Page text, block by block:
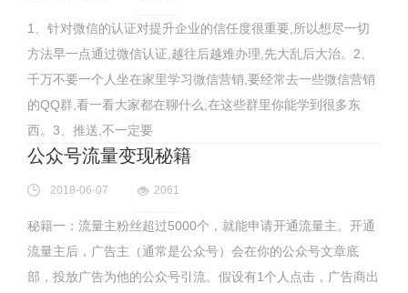
1、针对微信的认证对提升企业的信任度很重要,所以想尽一切
方法早一点通过微信认证,越往后越难办理,先大乱后大治。2、
千万不要一个人坐在家里学习微信营销,要经常去一些微信营销
的QQ群,看一看大家都在聊什么,在这些群里你能学到很多东
西。3、推送,不一定要
公众号流量变现秘籍
2018-06-07 2061
秘籍一：流量主粉丝超过5000个，就能申请开通流量主。开通
流量主后，广告主（通常是公众号）会在你的公众号文章底
部，投放广告为他的公众号引流。假设有1个人点击，广告商出